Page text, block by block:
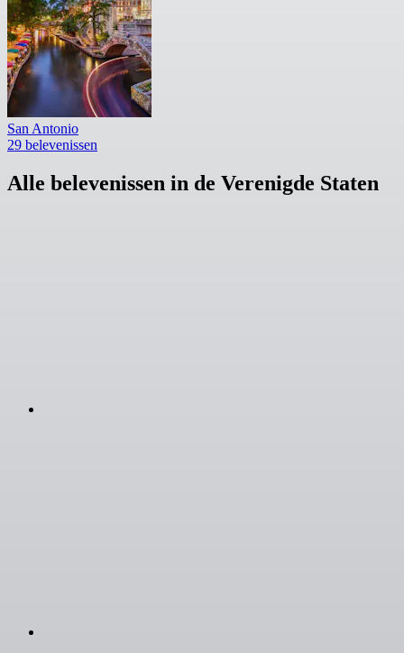
San Antonio
29 belevenissen
Alle belevenissen in de Verenigde Staten